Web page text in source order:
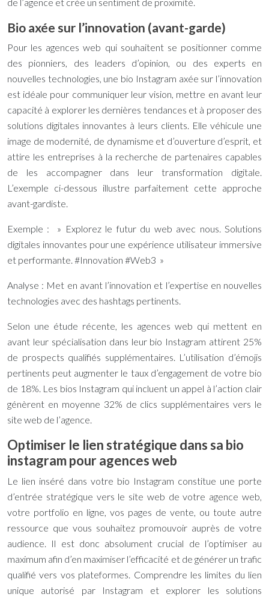
Bio axée sur l’innovation (avant-garde)
Pour les agences web qui souhaitent se positionner comme
des pionniers, des leaders d’opinion, ou des experts en
nouvelles technologies, une bio Instagram axée sur l’innovation
est idéale pour communiquer leur vision, mettre en avant leur
capacité à explorer les dernières tendances et à proposer des
solutions digitales innovantes à leurs clients. Elle véhicule une
image de modernité, de dynamisme et d’ouverture d’esprit, et
attire les entreprises à la recherche de partenaires capables
de les accompagner dans leur transformation digitale.
L’exemple ci-dessous illustre parfaitement cette approche
avant-gardiste.
Exemple : » Explorez le futur du web avec nous. Solutions
digitales innovantes pour une expérience utilisateur immersive
et performante. #Innovation #Web3 »
Analyse : Met en avant l’innovation et l’expertise en nouvelles
technologies avec des hashtags pertinents.
Selon une étude récente, les agences web qui mettent en
avant leur spécialisation dans leur bio Instagram attirent 25%
de prospects qualifiés supplémentaires. L’utilisation d’émojis
pertinents peut augmenter le taux d’engagement de votre bio
de 18%. Les bios Instagram qui incluent un appel à l’action clair
génèrent en moyenne 32% de clics supplémentaires vers le
site web de l’agence.
Optimiser le lien stratégique dans sa bio
instagram pour agences web
Le lien inséré dans votre bio Instagram constitue une porte
d’entrée stratégique vers le site web de votre agence web,
votre portfolio en ligne, vos pages de vente, ou toute autre
ressource que vous souhaitez promouvoir auprès de votre
audience. Il est donc absolument crucial de l’optimiser au
maximum afin d’en maximiser l’efficacité et de générer un trafic
qualifié vers vos plateformes. Comprendre les limites du lien
unique autorisé par Instagram et explorer les solutions